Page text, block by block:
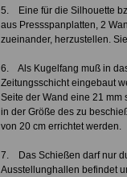
5. Eine für die Silhouette
aus Pressspanplatten, 2
zueinander, herzustellen.
6. Als Kugelfang muß in
Zeitungsschicht eingebaut
Seite der Wand eine 21 mm
in der Größe des zu
von 20 cm errichtet werden.
7. Das Schießen darf nur
Ausstellunghallen befindet